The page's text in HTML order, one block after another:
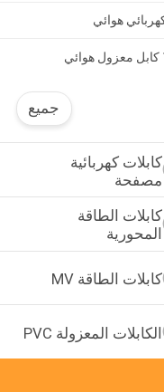
جميع
كابلات كهربائية
مصفحة
كابلات الطاقة
المحورية
كابلات الطاقة MV
الكابلات المعزولة PVC